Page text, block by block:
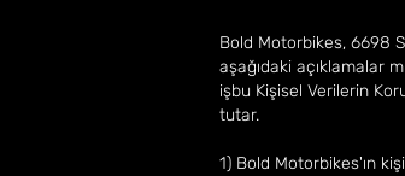
Bold Motorbikes, 6698
aşağıdaki açıklamalar
işbu Kişisel Verilerin
tutar.
1) Bold Motorbikes'ın